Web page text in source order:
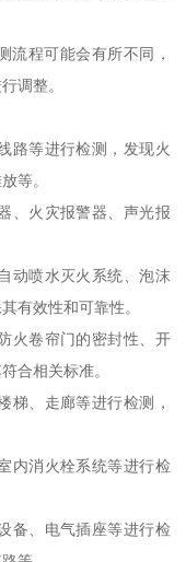
流程可能会有所不同，
调整。
路等进行检测，发现火
等。
、火灾报警器、声光报
动喷水灭火系统、泡沫
有效性和可靠性。
火卷帘门的密封性、开
合相关标准。
梯、走廊等进行检测，
内消火栓系统等进行检
备、电气插座等进行检